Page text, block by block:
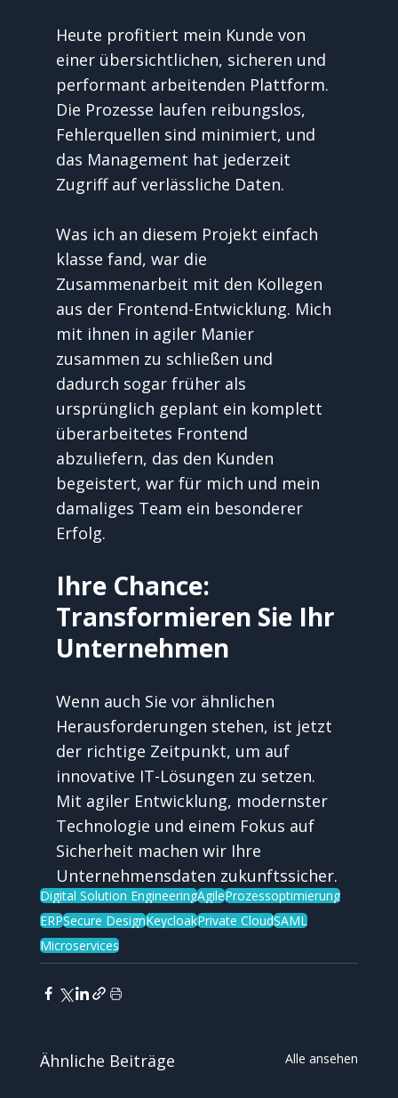
Heute profitiert mein Kunde von
einer übersichtlichen, sicheren und
performant arbeitenden Plattform.
Die Prozesse laufen reibungslos,
Fehlerquellen sind minimiert, und
das Management hat jederzeit
Zugriff auf verlässliche Daten.
Was ich an diesem Projekt einfach
klasse fand, war die
Zusammenarbeit mit den Kollegen
aus der Frontend-Entwicklung. Mich
mit ihnen in agiler Manier
zusammen zu schließen und
dadurch sogar früher als
ursprünglich geplant ein komplett
überarbeitetes Frontend
abzuliefern, das den Kunden
begeistert, war für mich und mein
damaliges Team ein besonderer
Erfolg.
Ihre Chance:
Transformieren Sie Ihr
Unternehmen
Wenn auch Sie vor ähnlichen
Herausforderungen stehen, ist jetzt
der richtige Zeitpunkt, um auf
innovative IT-Lösungen zu setzen.
Mit agiler Entwicklung, modernster
Technologie und einem Fokus auf
Sicherheit machen wir Ihre
Unternehmensdaten zukunftssicher.
Digital Solution EngineeringAgileProzessoptimierung
ERPSecure DesignKeycloakPrivate CloudSAML
Microservices
Ähnliche Beiträge Alle ansehen